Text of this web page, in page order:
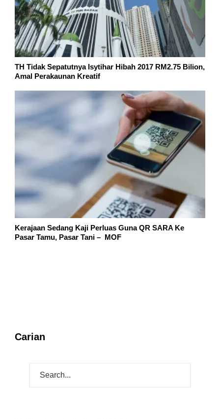
TH Tidak Sepatutnya Isytihar Hibah 2017 RM2.75 Bilion,
Amal Perakaunan Kreatif
Kerajaan Sedang Kaji Perluas Guna QR SARA Ke
Pasar Tamu, Pasar Tani – MOF
Carian